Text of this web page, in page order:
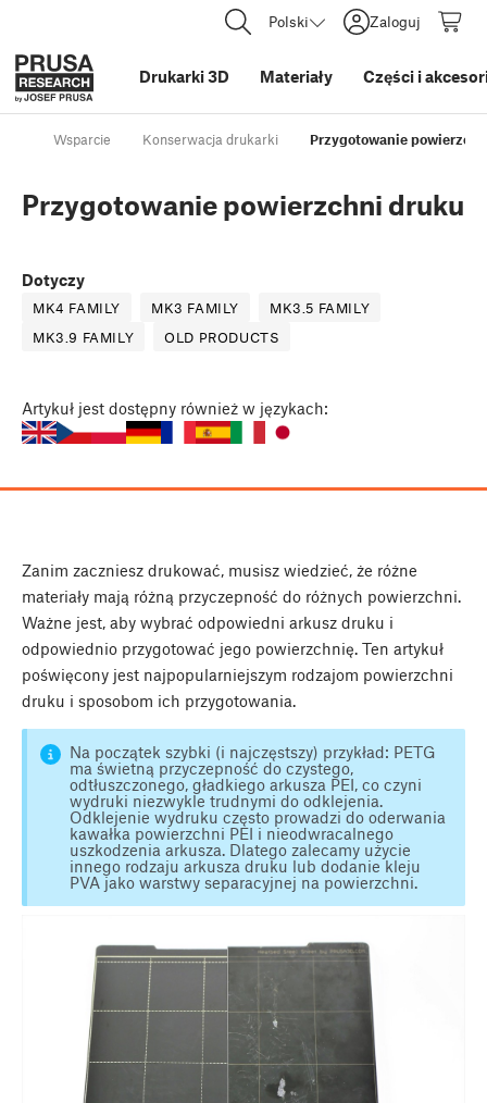
Polski Zaloguj
Drukarki 3D Materiały Części i
Wsparcie Konserwacja drukarki Przygotowanie
Przygotowanie powierzchni druku
Dotyczy
MK4 FAMILY MK3 FAMILY
MK3.5 FAMILY
MK3.9 FAMILY
OLD PRODUCTS
Artykuł jest dostępny również w językach:
Zanim zaczniesz drukować, musisz wiedzieć, że różne
materiały mają różną przyczepność do różnych powierzchni.
Ważne jest, aby wybrać odpowiedni arkusz druku i
odpowiednio przygotować jego powierzchnię. Ten artykuł
poświęcony jest najpopularniejszym rodzajom powierzchni
druku i sposobom ich przygotowania.
Na początek szybki (i najczęstszy) przykład: PETG
ma świetną przyczepność do czystego,
odtłuszczonego, gładkiego arkusza PEI, co czyni
wydruki niezwykle trudnymi do odklejenia.
Odklejenie wydruku często prowadzi do oderwania
kawałka powierzchni PEI i nieodwracalnego
uszkodzenia arkusza. Dlatego zalecamy użycie
innego rodzaju arkusza druku lub dodanie kleju
PVA jako warstwy separacyjnej na powierzchni.